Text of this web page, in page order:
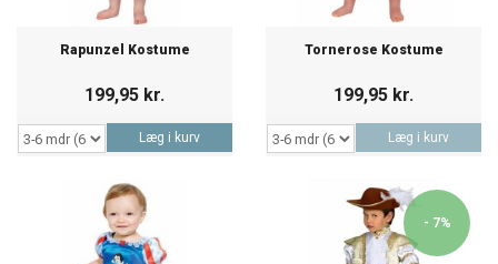
Rapunzel Kostume
199,95 kr.
Læg i kurv
Tornerose Kostume
199,95 kr.
Læg i kurv
- 7%